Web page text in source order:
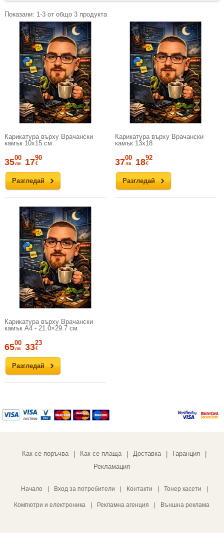
Показани: 1-3от общо 3продукта
Карикатура върху Врачански
камък 10х15 см
Разгледай
3500
лв 1790
€
Карикатура върху Врачански
камък 13х18
Разгледай
3700
лв 1892
€
Карикатура върху Врачански
камък A4 - 21.0×29.7 см
Разгледай
6500
лв 3323
€
Как се поръчва Как се плаща Доставка Гаранция
Рекламация
Начало Вход за потребители Контакти Тонер касети
Компютри и електроника Рекламна агенция Външна реклама